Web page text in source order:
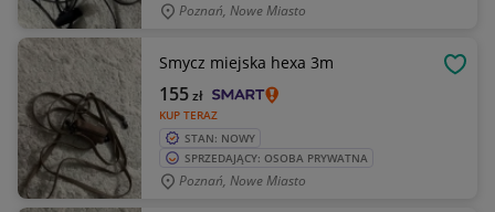
Poznań, Nowe Miasto
Smycz miejska hexa 3m
KUP TERAZ
155zł
STAN: NOWY
SPRZEDAJĄCY: OSOBA PRYWATNA
Poznań, Nowe Miasto